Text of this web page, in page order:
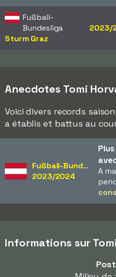
Fußball-
Bundesliga
Sturm Graz
2023/
Anecdotes Tomi
Voici divers records
a établis et battus au
Fußball-Bundesliga
2023/2024
A
Informations sur